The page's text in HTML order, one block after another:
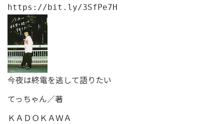
https://bit.ly/3SfPe7H
今夜は終電を逃して語りたい
てっちゃん／著
ＫＡＤＯＫＡＷＡ